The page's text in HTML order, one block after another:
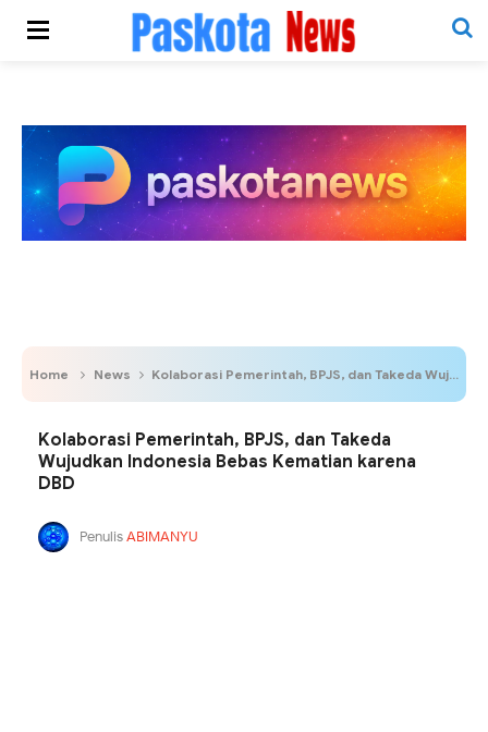
Home News Kolaborasi Pemerintah, BPJS, dan Takeda Wujudkan Indonesia Bebas Kematian karena DBD
Kolaborasi Pemerintah, BPJS, dan Takeda
Wujudkan Indonesia Bebas Kematian karena
DBD
PenulisABIMANYU